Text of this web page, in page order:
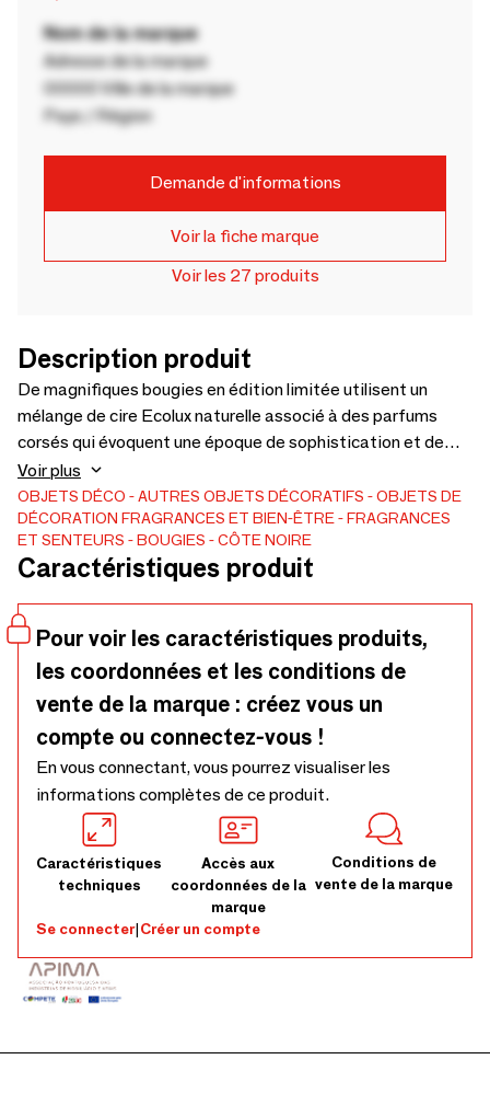
Nom de la marque
Adresse de la marque
00000 Ville de la marque
Pays / Région
Demande d'informations
Voir la fiche marque
Voir les 27 produits
Description produit
De magnifiques bougies en édition limitée utilisent un
mélange de cire Ecolux naturelle associé à des parfums
corsés qui évoquent une époque de sophistication et de
style. Cette cire est une alternative plus saine et plus
écologique à la paraffine. Cette grande bougie est livrée
dans un verre décoratif orné d'un élégant coffret cadeau
Côte Noire. Rose de Charente : Une rose naturelle avec des
notes de tête de pétale de rose, des notes de cœur de
feuille de rose et des notes de fond de musc blanc. Bougie
à triple mèche avec couvercle en cristal
Voir plus
OBJETS DÉCO AUTRES OBJETS DÉCORATIFS
OBJETS DE
DÉCORATION FRAGRANCES ET BIEN-ÊTRE
FRAGRANCES
ET SENTEURS
BOUGIES CÔTE NOIRE
Caractéristiques produit
Pour voir les caractéristiques produits,
les coordonnées et les conditions de
vente de la marque : créez vous un
compte ou connectez-vous !
En vous connectant, vous pourrez visualiser les
informations complètes de ce produit.
Caractéristiques
techniques
Accès aux
coordonnées de la
marque
Conditions de
vente de la marque
Se connecter|Créer un compte